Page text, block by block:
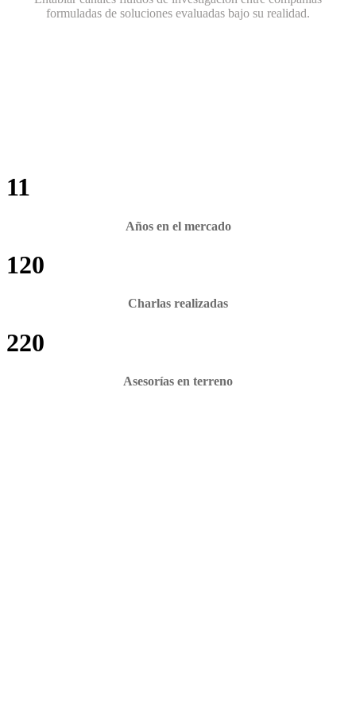
formuladas de soluciones evaluadas bajo su realidad.
11
Años en el mercado
120
Charlas realizadas
220
Asesorías en terreno